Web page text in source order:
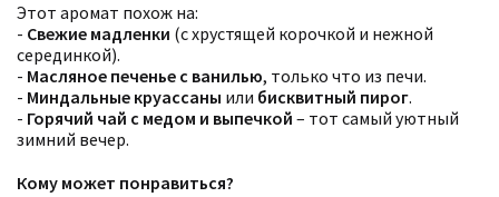
Этот аромат похож на:
- Свежие мадленки (с хрустящей корочкой и нежной
серединкой).
- Масляное печенье с ванилью, только что из печи.
- Миндальные круассаны или бисквитный пирог.
- Горячий чай с медом и выпечкой – тот самый уютный
зимний вечер.
Кому может понравиться?